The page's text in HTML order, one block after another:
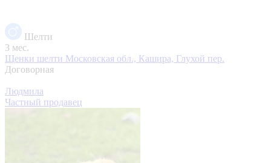
Шелти
3 мес.
Щенки шелти Московская обл., Кашира, Глухой пер.
Договорная
Людмила
Частный продавец